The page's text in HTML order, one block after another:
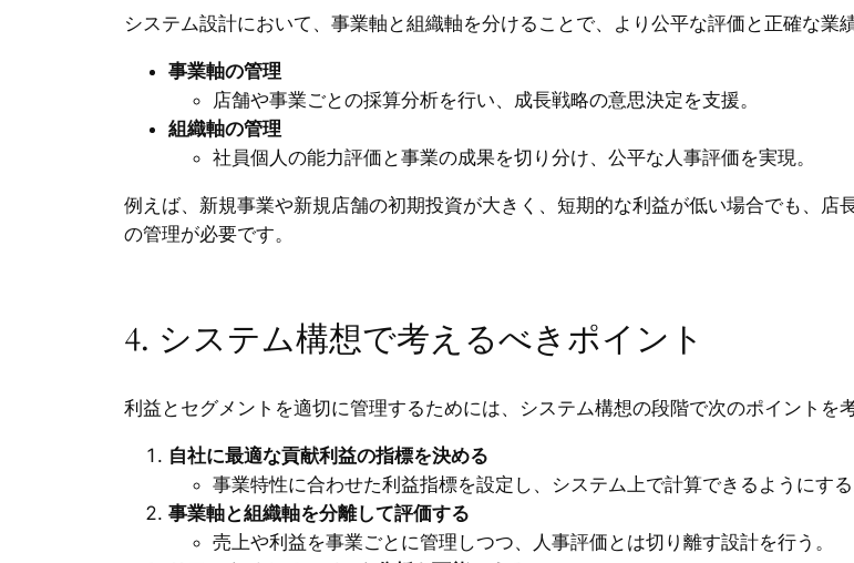
システム設計において、事業軸と組織軸を分けることで、より公平な評価と正確な業
事業軸の管理
店舗や事業ごとの採算分析を行い、成長戦略の意思決定を支援。
組織軸の管理
社員個人の能力評価と事業の成果を切り分け、公平な人事評価を実現。
例えば、新規事業や新規店舗の初期投資が大きく、短期的な利益が低い場合でも、
の管理が必要です。
4. システム構想で考えるべきポイント
利益とセグメントを適切に管理するためには、システム構想の段階で次のポイントを
自社に最適な貢献利益の指標を決める
事業特性に合わせた利益指標を設定し、システム上で計算できるようにする
事業軸と組織軸を分離して評価する
売上や利益を事業ごとに管理しつつ、人事評価とは切り離す設計を行う。